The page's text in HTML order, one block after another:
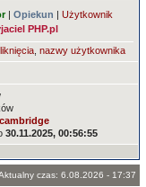
| Opiekun | Użytkownik
PHP.pl
nazwy użytkownika
30.11.2025, 00:56:55
czas: 6.08.2026 - 17:37